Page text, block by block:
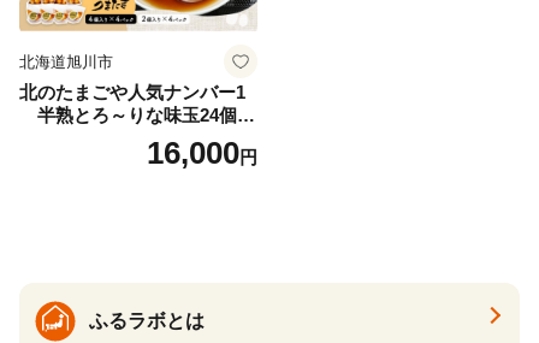
北海道旭川市
北のたまごや人気ナンバー1
半熟とろ～りな味玉24個入
16,000円
ふるラボとは